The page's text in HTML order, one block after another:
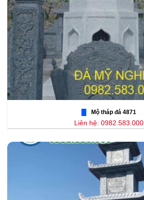
Mộ tháp đá 4871
Liên hệ: 0982.583.000